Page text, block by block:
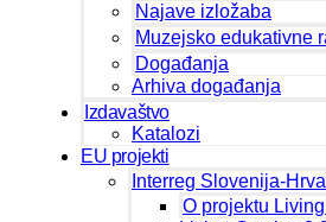
Najave izložaba
Muzejsko edukativne
Događanja
Arhiva događanja
Izdavaštvo
Katalozi
EU projekti
Interreg Slovenija-
O projektu